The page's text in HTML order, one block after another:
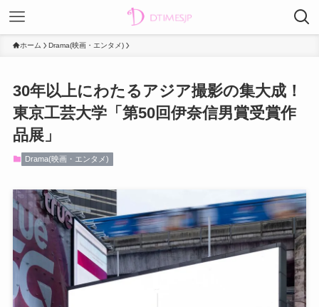
ホーム Drama(映画・エンタメ)
30年以上にわたるアジア撮影の集大成！
東京工芸大学「第50回伊奈信男賞受賞作
品展」
Drama(映画・エンタメ)